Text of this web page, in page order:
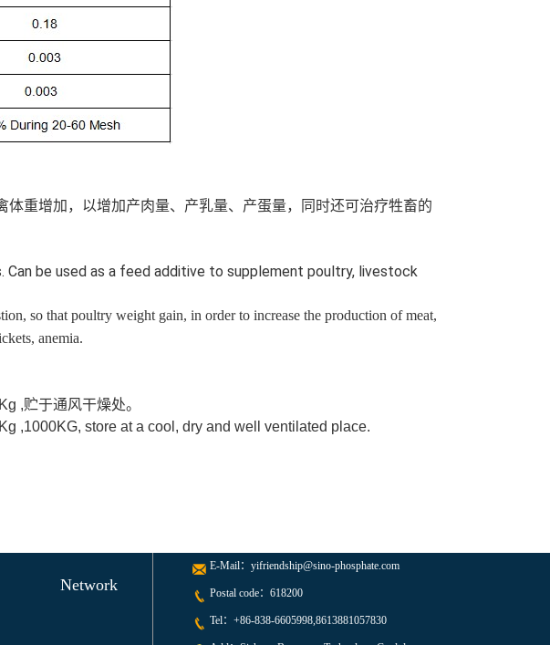
重增加，以增加产肉量、产乳量、产蛋量，同时还可治疗牲畜的
Can be used as a feed additive to supplement poultry, livestock
so that poultry weight gain, in order to increase the production of meat,
anemia.
,贮于通风干燥处。
,1000KG, store at a cool, dry and well ventilated place.
Network
E-Mail： yifriendship@sino-phosphate.com
Postal code：618200
Tel： +86-838-6605998,8613881057830